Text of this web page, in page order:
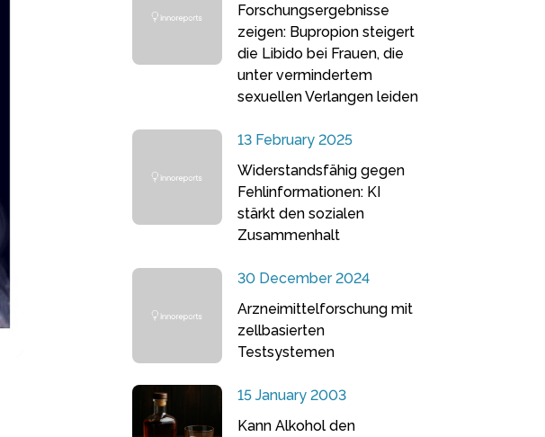
Forschungsergebnisse
zeigen: Bupropion steigert
die Libido bei Frauen, die
unter vermindertem
sexuellen Verlangen leiden
13 February 2025
Widerstandsfähig gegen
Fehlinformationen: KI
stärkt den sozialen
Zusammenhalt
30 December 2024
Arzneimittelforschung mit
zellbasierten
Testsystemen
15 January 2003
Kann Alkohol den